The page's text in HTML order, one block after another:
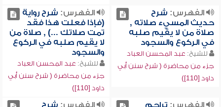
الفهرس: شرح
حديث المسيء صلاته ,
صلاة من لا يقيم صلبه
في الركوع والسجود
للشيخ: عبد المحسن العباد
جزء من محاضرة ( شرح سنن أبي
داود [110])
الفهرس: شرح رواية
(فإذا فعلت هذا فقد
تمت صلاتك ...) , صلاة من
لا يقيم صلبه في الركوع
والسجود
للشيخ: عبد المحسن العباد
جزء من محاضرة ( شرح سنن أبي
داود [110])
الفهرس: تراجم
الفهرس: شرح